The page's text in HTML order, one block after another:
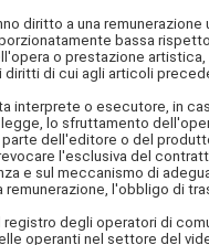
diritto a una
bassa
o prestazione artistica,
di cui agli articoli
o esecutore, in
lo sfruttamento
dell'editore o del
l'esclusiva del
e sul meccanismo di
l'obbligo di
degli operatori di
operanti nel settore del